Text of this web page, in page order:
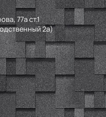
77а ст.1
2а)